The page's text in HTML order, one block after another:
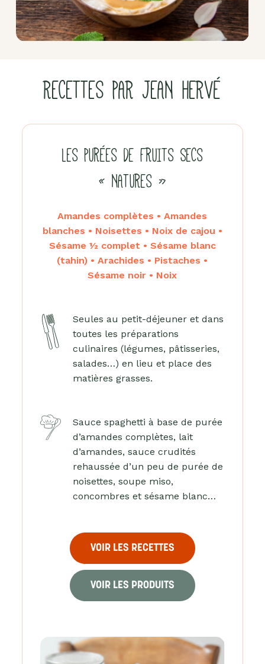
RECETTES PAR JEAN HERVÉ
LES PURÉES DE FRUITS SECS
« NATURES »
Amandes complètes • Amandes
blanches • Noisettes • Noix de cajou •
Sésame ½ complet • Sésame blanc
(tahin) • Arachides • Pistaches •
Sésame noir • Noix
Seules au petit-déjeuner et dans
toutes les préparations
culinaires (légumes, pâtisseries,
salades…) en lieu et place des
matières grasses.
Sauce spaghetti à base de purée
d’amandes complètes, lait
d’amandes, sauce crudités
rehaussée d’un peu de purée de
noisettes, soupe miso,
concombres et sésame blanc…
VOIR LES RECETTES
VOIR LES PRODUITS